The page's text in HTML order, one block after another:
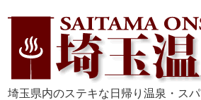
埼玉県内のステキな日帰り温泉・ス